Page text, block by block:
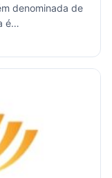
denominada de
é…